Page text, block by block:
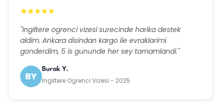
★★★★★
"Ingiltere ogrenci vizesi surecinde harika destek
aldim. Ankara disindan kargo ile evraklarimi
gonderdim, 5 is gununde her sey tamamlandi."
BY
Burak Y.
Ingiltere Ogrenci Vizesi - 2025